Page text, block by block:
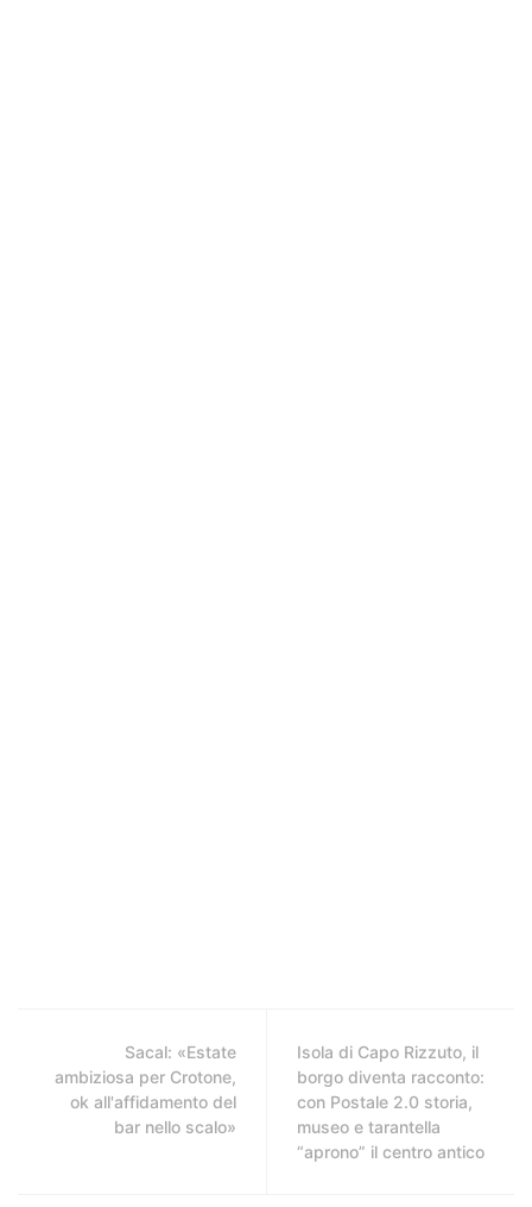
Sacal: «Estate
ambiziosa per Crotone,
ok all'affidamento del
bar nello scalo»
Isola di Capo Rizzuto, il
borgo diventa racconto:
con Postale 2.0 storia,
museo e tarantella
“aprono” il centro antico